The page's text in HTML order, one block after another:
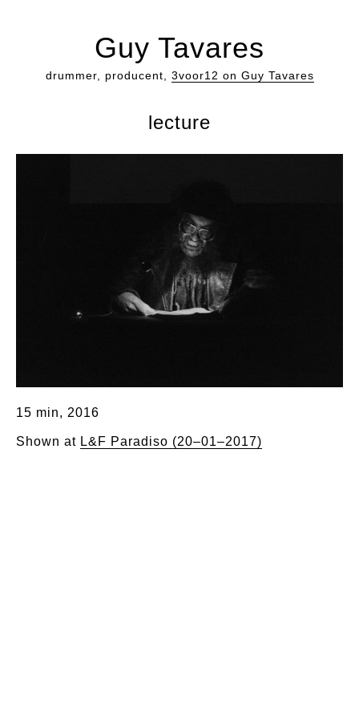
Guy Tavares
drummer, producent, 3voor12 on Guy Tavares
lecture
15 min, 2016
Shown at L&F Paradiso (20–01–2017)